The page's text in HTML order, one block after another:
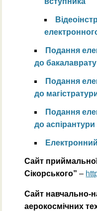
Подання
до бакалаврату
Подання
до
Подання
до аспірантури
Сайт приймальної
Сікорського” –
Сайт навчально-
аерокосмічних